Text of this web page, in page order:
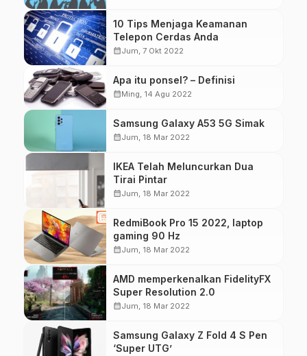
10 Tips Menjaga Keamanan
Telepon Cerdas Anda
calendar_monthJum, 7 Okt 2022
Apa itu ponsel? – Definisi
calendar_monthMing, 14 Agu 2022
Samsung Galaxy A53 5G Simak
calendar_monthJum, 18 Mar 2022
IKEA Telah Meluncurkan Dua
Tirai Pintar
calendar_monthJum, 18 Mar 2022
RedmiBook Pro 15 2022, laptop
gaming 90 Hz
calendar_monthJum, 18 Mar 2022
AMD memperkenalkan FidelityFX
Super Resolution 2.0
calendar_monthJum, 18 Mar 2022
Samsung Galaxy Z Fold 4 S Pen
‘Super UTG’